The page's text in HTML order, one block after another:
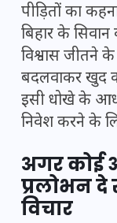
पीड़ितों का
बिहार के
विश्वास जीतने
बदलवाकर खुद
इसी धोखे के
निवेश करने के
अगर कोई
प्रलोभन दे
विचार